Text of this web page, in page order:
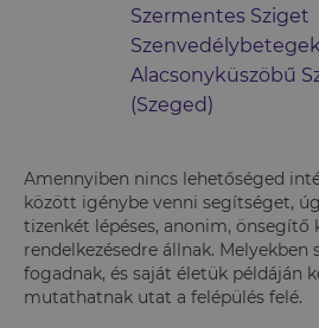
Szermentes Sziget
Szenvedélybetegek
Alacsonyküszöbű
(Szeged)
Amennyiben nincs lehetőséged
között igénybe venni segítséget,
tizenkét lépéses, anonim, önsegítő
rendelkezésedre állnak.
fogadnak, és saját életük példáján
mutathatnak utat a felépülés felé.